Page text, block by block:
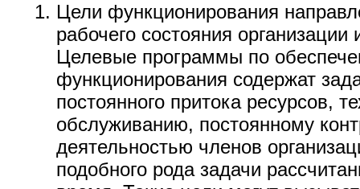
Цели функционирования
рабочего состояния
Целевые программы по
функционирования содержат
постоянного притока ресурсов,
обслуживанию, постоянному
деятельностью членов
подобного рода задачи